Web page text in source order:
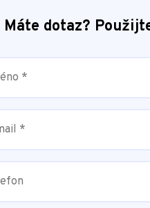
Máte dotaz?